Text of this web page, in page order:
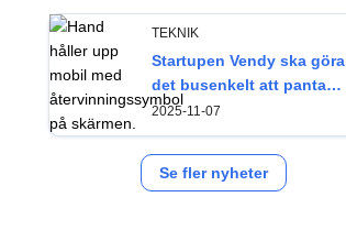
TEKNIK
Startupen Vendy ska göra
det busenkelt att panta
mobilen
2025-11-07
Se fler nyheter